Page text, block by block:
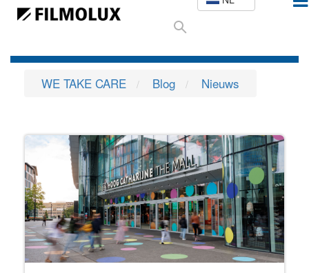
WE TAKE CARE Blog Nieuws